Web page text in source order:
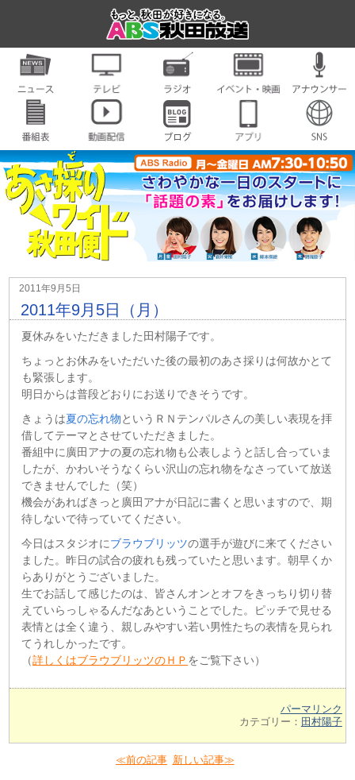
2011年9月5日
2011年9月5日（月）
夏休みをいただきました田村陽子です。
ちょっとお休みをいただいた後の最初のあさ採りは何故かとて
も緊張します。
明日からは普段どおりにお送りできそうです。
きょうは夏の忘れ物というＲＮテンパルさんの美しい表現を拝
借してテーマとさせていただきました。
番組中に廣田アナの夏の忘れ物も公表しようと話し合っていま
したが、かわいそうなくらい沢山の忘れ物をなさっていて放送
できませんでした（笑）
機会があればきっと廣田アナが日記に書くと思いますので、期
待しないで待っていてください。
今日はスタジオにブラウブリッツの選手が遊びに来てください
ました。昨日の試合の疲れも残っていたと思います。朝早くか
らありがとうございました。
生でお話して感じたのは、皆さんオンとオフをきっちり切り替
えていらっしゃるんだなあということでした。ピッチで見せる
表情とは全く違う、親しみやすい若い男性たちの表情を見られ
てうれしかったです。
（詳しくはブラウブリッツのＨＰ をご覧下さい）
パーマリンク
カテゴリー： 田村陽子
≪前の記事 新しい記事≫